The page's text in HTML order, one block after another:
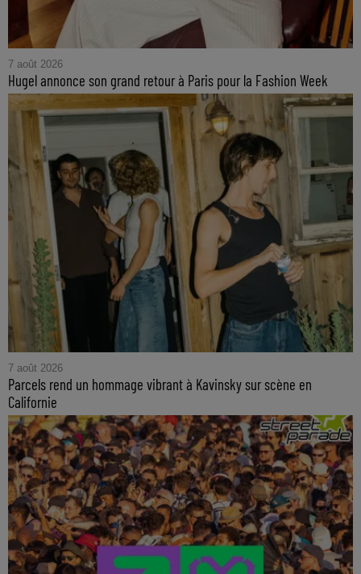
7 août 2026
Hugel annonce son grand retour à Paris pour la Fashion Week
7 août 2026
Parcels rend un hommage vibrant à Kavinsky sur scène en
Californie